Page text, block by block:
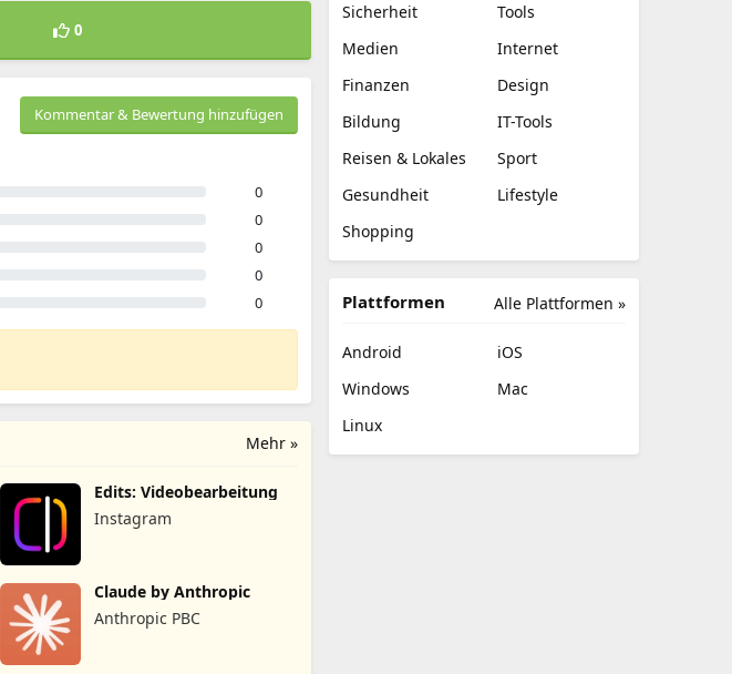
0
Kommentar & Bewertung hinzufügen
0
0
0
0
0
Mehr »
Edits: Videobearbeitung
Instagram
Claude by Anthropic
Anthropic PBC
Sicherheit
Tools
Medien
Internet
Finanzen
Design
Bildung
IT-Tools
Reisen & Lokales
Sport
Gesundheit
Lifestyle
Shopping
Alle Plattformen »
Plattformen
Android
iOS
Windows
Mac
Linux